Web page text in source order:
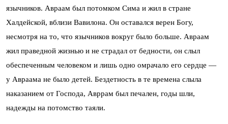
язычников. Авраам был потомком Сима и жил в стране
Халдейской, вблизи Вавилона. Он оставался верен Богу,
несмотря на то, что язычников вокруг было больше. Авраам
жил праведной жизнью и не страдал от бедности, он слыл
обеспеченным человеком и лишь одно омрачало его сердце —
у Авраама не было детей. Бездетность в те времена слыла
наказанием от Господа, Авррам был печален, годы шли,
надежды на потомство таяли.